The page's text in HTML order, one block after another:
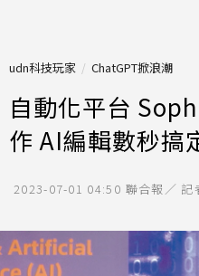
udn科技玩家 ChatGPT掀浪潮
自動化平台
作 AI編輯數秒搞
2023-07-01 04:50 聯合報／ 記